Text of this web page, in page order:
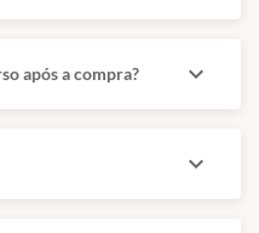
após a compra? expand_more
expand_more